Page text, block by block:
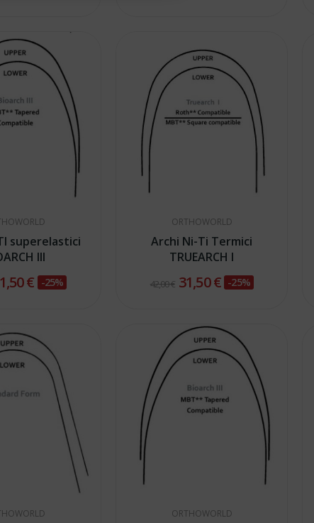
superelastici
III
€ -25%
ORTHOWORLD
Archi Ni-Ti Termici
TRUEARCH I
42,00 € 31,50 € -25%
ORTHOWORLD